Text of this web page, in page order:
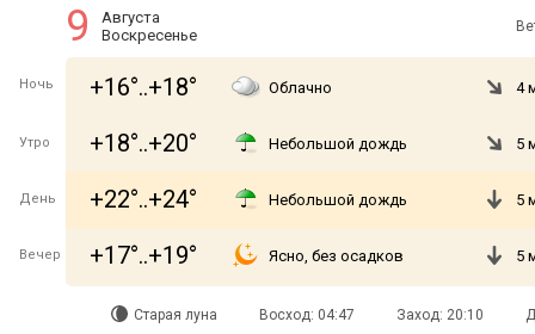
9
Августа
Воскресенье
Ночь +16°..+18° Облачно 4
Утро +18°..+20° Небольшой дождь 5
День +22°..+24° Небольшой дождь 5
Вечер +17°..+19° Ясно, без осадков 5
Старая луна Восход: 04:47 Заход: 20:10